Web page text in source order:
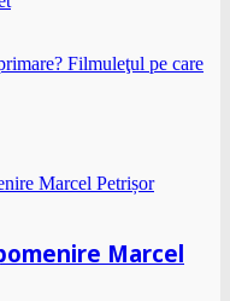
Filmuleţul pe care
Marcel